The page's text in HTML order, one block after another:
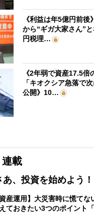
《利益は年5億円前後
から“ギガ大家さん”
円税理…
《2年弱で資産17.5倍
「キオクシア急落で
公開》10…
載
、投資を始めよう！
資産運用】大災害時に慌て
ておきたい3つのポイント